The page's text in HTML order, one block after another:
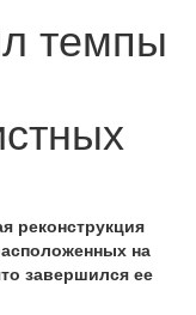
темпы
реконструкция
на
завершился ее